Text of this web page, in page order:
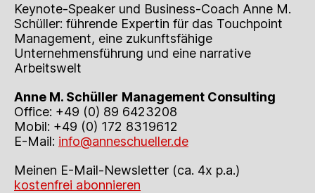
Keynote-Speaker und Business-Coach Anne M.
Schüller: führende Expertin für das Touchpoint
Management, eine zukunftsfähige
Unternehmensführung und eine narrative
Arbeitswelt
Anne M. Schüller Management Consulting
Office: +49 (0) 89 6423208
Mobil: +49 (0) 172 8319612
E-Mail: info@anneschueller.de
Meinen E-Mail-Newsletter (ca. 4x p.a.)
kostenfrei abonnieren